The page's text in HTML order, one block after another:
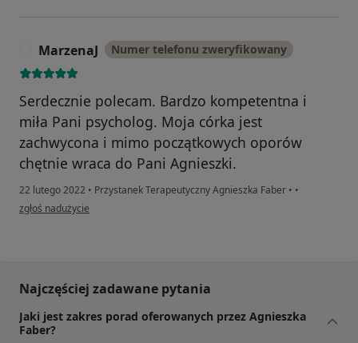
MarzenaJ Numer telefonu zweryfikowany
Serdecznie polecam. Bardzo kompetentna i
miła Pani psycholog. Moja córka jest
zachwycona i mimo początkowych oporów
chętnie wraca do Pani Agnieszki.
22 lutego 2022 • Przystanek Terapeutyczny Agnieszka Faber • •
w opinii użytkownika MarzenaJ
zgłoś nadużycie
Najczęściej zadawane pytania
Jaki jest zakres porad oferowanych przez Agnieszka
Faber?